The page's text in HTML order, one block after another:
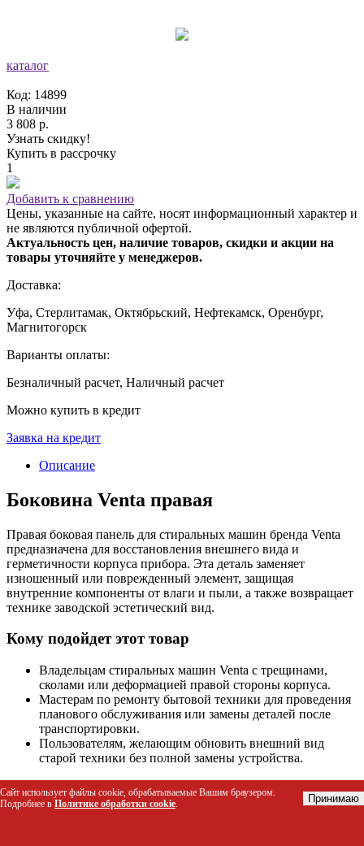
каталог
Код: 14899
В наличии
3 808 р.
Узнать скидку!
Купить в рассрочку
1
Добавить к сравнению
Цены, указанные на сайте, носят информационный характер и
не являются публичной офертой.
Актуальность цен, наличие товаров, скидки и акции на
товары уточняйте у менеджеров.
Доставка:
Уфа, Стерлитамак, Октябрьский, Нефтекамск, Оренбург,
Магнитогорск
Варианты оплаты:
Безналичный расчет, Наличный расчет
Можно купить в кредит
Заявка на кредит
Описание
Боковина Venta правая
Правая боковая панель для стиральных машин бренда Venta
предназначена для восстановления внешнего вида и
герметичности корпуса прибора. Эта деталь заменяет
изношенный или поврежденный элемент, защищая
внутренние компоненты от влаги и пыли, а также возвращает
технике заводской эстетический вид.
Кому подойдет этот товар
Владельцам стиральных машин Venta с трещинами,
сколами или деформацией правой стороны корпуса.
Мастерам по ремонту бытовой техники для проведения
планового обслуживания или замены деталей после
транспортировки.
Пользователям, желающим обновить внешний вид
старой техники без полной замены устройства.
Основные характеристики
Сайт использует файлы cookie, обрабатываемые Вашим браузером.
Подробнее в Политике обработки cookie. Принимаю